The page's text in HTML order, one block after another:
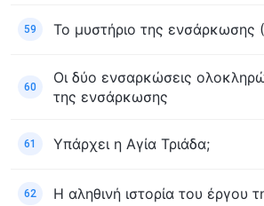
59 Το μυστήριο της ενσάρκωσης
60
Οι δύο ενσαρκώσεις
της ενσάρκωσης
61 Υπάρχει η Αγία Τριάδα;
62 Η αληθινή ιστορία του έργου